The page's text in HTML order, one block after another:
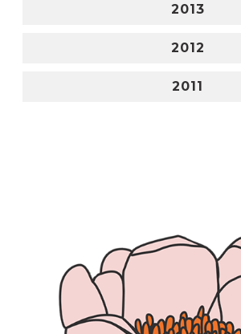
2013
2012
2011